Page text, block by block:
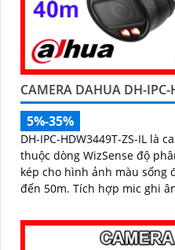
CAMERA DAHUA DH-
5%-35%
DH-IPC-HDW3449T-ZS-IL là
thuộc dòng WizSense độ
kép cho hình ảnh màu sống
đến 50m. Tích hợp mic ghi âm, khe cắm thẻ nhớ 512GB,
phương tiện, camera mang
ninh thông minh, hiệu quả